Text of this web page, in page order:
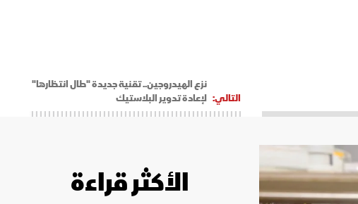
التالي:
نزع الهيدروجين.. تقنية جديدة "طال انتظارها"
لإعادة تدوير البلاستيك
الأكثر قراءة